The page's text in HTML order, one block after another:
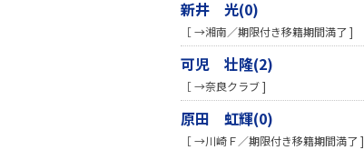
新井 光(0)
［ →湘南／期限付き移籍期間満了 ]
可児 壮隆(2)
［ →奈良クラブ ]
原田 虹輝(0)
［ →川崎Ｆ／期限付き移籍期間満了 ]